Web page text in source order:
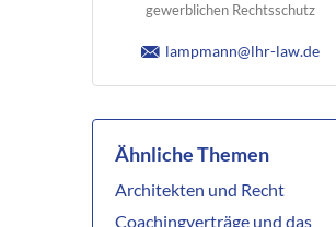
gewerblichen Rechtsschutz
lampmann@lhr-law.de
Ähnliche Themen
Architekten und Recht
Coachingverträge und das